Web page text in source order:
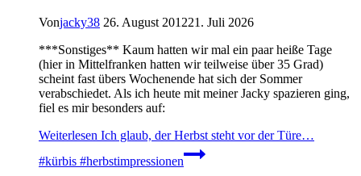
Vonjacky38 26. August 201221. Juli 2026
***Sonstiges** Kaum hatten wir mal ein paar heiße Tage
(hier in Mittelfranken hatten wir teilweise über 35 Grad)
scheint fast übers Wochenende hat sich der Sommer
verabschiedet. Als ich heute mit meiner Jacky spazieren ging,
fiel es mir besonders auf:
Weiterlesen Ich glaub, der Herbst steht vor der Türe…
#kürbis #herbstimpressionen